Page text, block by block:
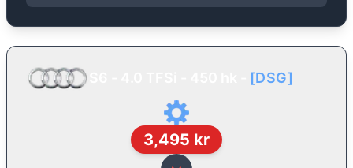
[DSG]
3,495 kr